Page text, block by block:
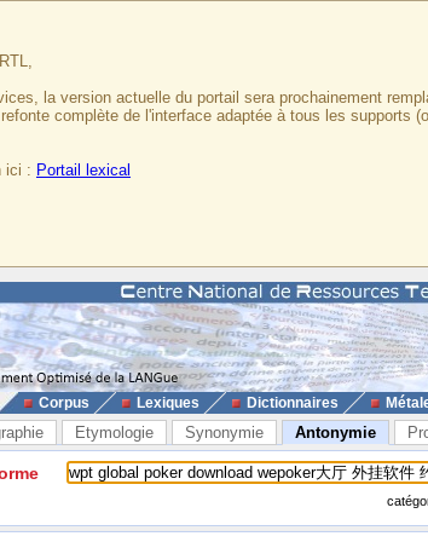
la version actuelle du portail sera prochainement
complète de l'interface adaptée à tous les supports
ici : Portail lexical
Corpus Lexiques Dictionnaires
Etymologie Synonymie Antonymie